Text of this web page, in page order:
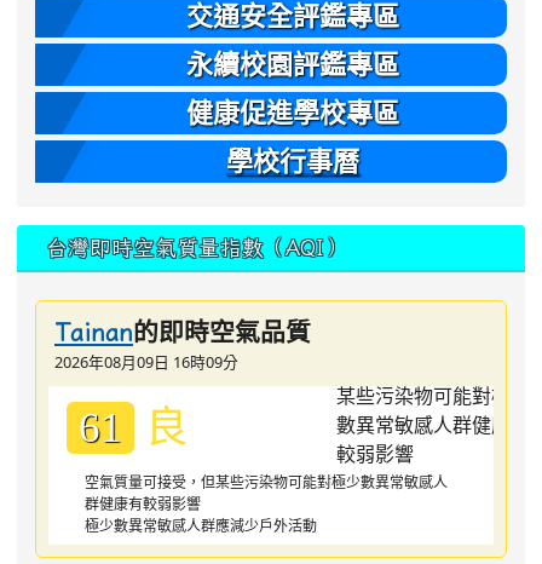
交通安全評鑑專區
永續校園評鑑專區
健康促進學校專區
學校行事曆
台灣即時空氣質量指數（AQI）
Tainan的即時空氣品質
2026年08月09日 16時09分
61 良
空氣質量可接受，但某些污染物可能對極少數異常敏感人
群健康有較弱影響
極少數異常敏感人群應減少戶外活動